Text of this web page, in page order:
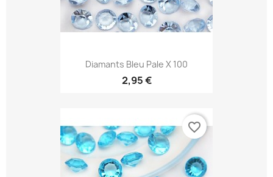
Diamants Bleu Pale X 100
2,95 €
favorite_border